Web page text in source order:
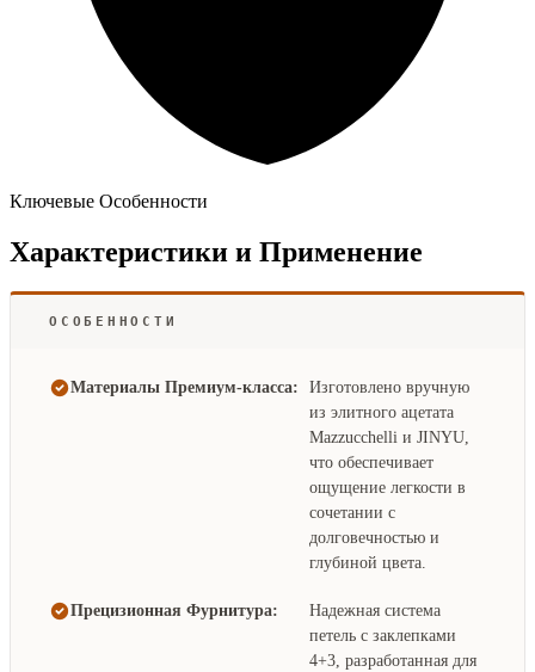
Ключевые Особенности
Характеристики и Применение
ОСОБЕННОСТИ
Материалы Премиум-класса:
Изготовлено вручную
из элитного ацетата
Mazzucchelli и JINYU,
что обеспечивает
ощущение легкости в
сочетании с
долговечностью и
глубиной цвета.
Прецизионная Фурнитура:
Надежная система
петель с заклепками
4+3, разработанная для